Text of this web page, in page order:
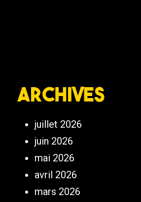
Archives
juillet 2026
juin 2026
mai 2026
avril 2026
mars 2026